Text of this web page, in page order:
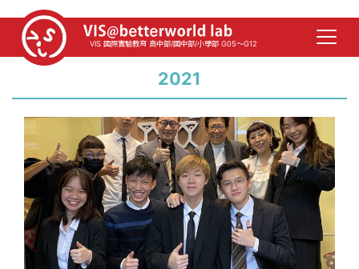
VIS 國際實驗教育 高中部/國中部/小學部 G05～G12
2021